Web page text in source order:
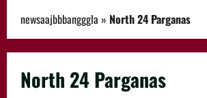
newsaajbbbangggla » North 24 Parganas
North 24 Parganas